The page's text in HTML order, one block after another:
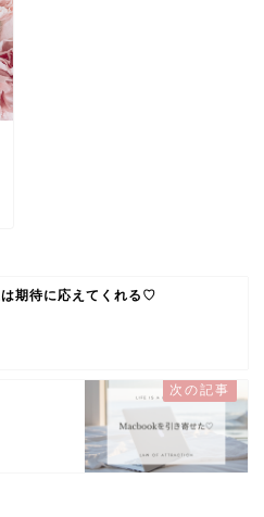
は期待に応えてくれる♡